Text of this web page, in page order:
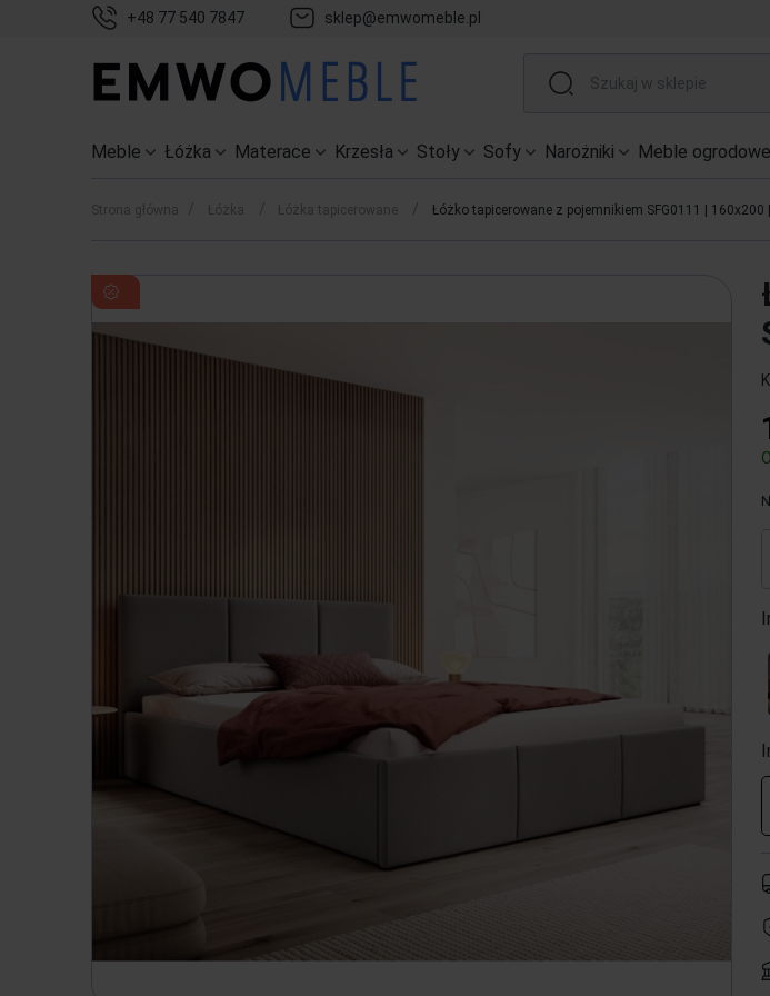
+48 77 540 7847 sklep@emwomeble.pl
Meble Łóżka Materace Krzesła Stoły Sofy Narożniki Meble ogrodowe
Strona główna Łóżka Łóżka tapicerowane Łóżko tapicerowane z pojemnikiem SFG0111 | 160x200